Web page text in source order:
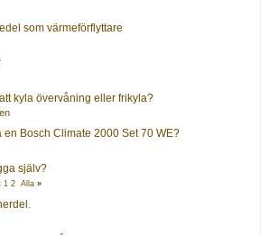
som värmeförflyttare
kyla övervåning eller frikyla?
en Bosch Climate 2000 Set 70 WE?
själv?
1 2 Alla »